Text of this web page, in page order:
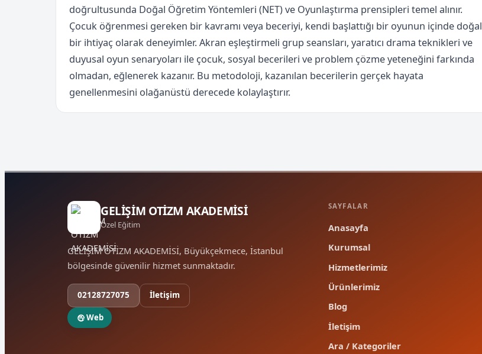
doğrultusunda Doğal Öğretim Yöntemleri (NET) ve Oyunlaştırma prensipleri temel alınır.
Çocuk öğrenmesi gereken bir kavramı veya beceriyi, kendi başlattığı bir oyunun içinde doğal
bir ihtiyaç olarak deneyimler. Akran eşleştirmeli grup seansları, yaratıcı drama teknikleri ve
duyusal oyun senaryoları ile çocuk, sosyal becerileri ve problem çözme yeteneğini farkında
olmadan, eğlenerek kazanır. Bu metodoloji, kazanılan becerilerin gerçek hayata
genellenmesini olağanüstü derecede kolaylaştırır.
GELİŞİM OTİZM AKADEMİSİ
Özel Eğitim
GELİŞİM OTİZM AKADEMİSİ, Büyükçekmece, İstanbul
bölgesinde güvenilir hizmet sunmaktadır.
02128727075 İletişim
Web
SAYFALAR
Anasayfa
Kurumsal
Hizmetlerimiz
Ürünlerimiz
Blog
İletişim
Ara / Kategoriler